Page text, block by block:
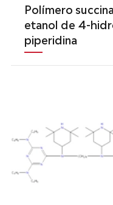
Polímero
etanol de 4-
piperidina